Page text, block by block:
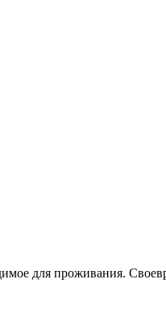
для проживания.